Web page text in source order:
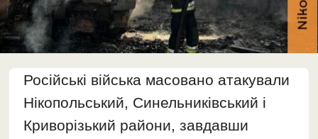
Російські війська масовано атакували
Нікопольський, Синельниківський і
Криворізький райони, завдавши